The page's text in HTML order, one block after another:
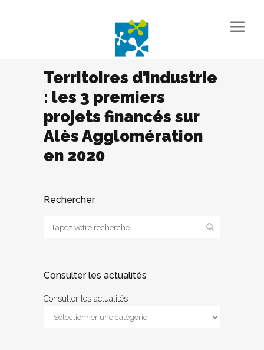
Territoires d’industrie
: les 3 premiers
projets financés sur
Alès Agglomération
en 2020
Rechercher
Consulter les actualités
Consulter les actualités